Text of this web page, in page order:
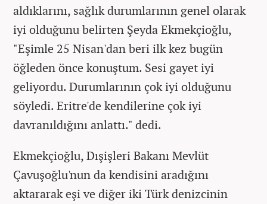
aldıklarını, sağlık durumlarının genel olarak
iyi olduğunu belirten Şeyda Ekmekçioğlu,
"Eşimle 25 Nisan'dan beri ilk kez bugün
öğleden önce konuştum. Sesi gayet iyi
geliyordu. Durumlarının çok iyi olduğunu
söyledi. Eritre'de kendilerine çok iyi
davranıldığını anlattı." dedi.
Ekmekçioğlu, Dışişleri Bakanı Mevlüt
Çavuşoğlu'nun da kendisini aradığını
aktararak eşi ve diğer iki Türk denizcinin